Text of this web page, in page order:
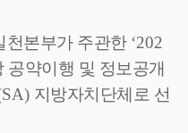
천본부가 주관한 ‘202
공약이행 및 정보공개
지방자치단체로 선